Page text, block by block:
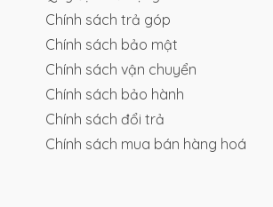
chổi than, Avent Trái Nho có thể
thành phố mà không lo bị kẹt xe
Chính sách trả góp
Chính sách bảo mật
Chính sách vận chuyển
Chính sách bảo hành
Chính sách đổi trả
Chính sách mua bán hàng hoá